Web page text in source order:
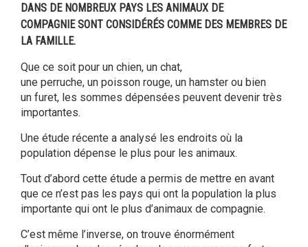
DANS DE NOMBREUX PAYS LES ANIMAUX DE
COMPAGNIE SONT CONSIDÉRÉS COMME DES MEMBRES DE
LA FAMILLE.
Que ce soit pour un chien, un chat,
une perruche, un poisson rouge, un hamster ou bien
un furet, les sommes dépensées peuvent devenir très
importantes.
Une étude récente a analysé les endroits où la
population dépense le plus pour les animaux.
Tout d’abord cette étude a permis de mettre en avant
que ce n’est pas les pays qui ont la population la plus
importante qui ont le plus d’animaux de compagnie.
C’est même l’inverse, on trouve énormément